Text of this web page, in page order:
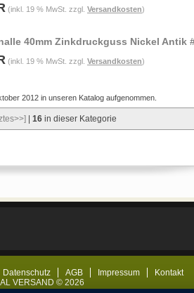
(inkl. 19 % MwSt. zzgl. Versandkosten)
40mm Zinkdruckguss Nickel Antik
(inkl. 19 % MwSt. zzgl. Versandkosten)
2012 in unseren Katalog aufgenommen.
16 in dieser Kategorie
Datenschutz AGB Impressum
Kontakt
VERSAND © 2026